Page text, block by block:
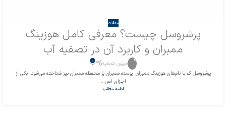
مقالات
پرشروسل چیست؟ معرفی کامل هوزینگ
ممبران و کاربرد آن در تصفیه آب
میهن تصفیه 0
پرشروسل که با نام‌های هوزینگ ممبران، پوسته ممبران یا محفظه ممبران نیز شناخته می‌شود، یکی از
اجزای اص...
ادامه مطلب